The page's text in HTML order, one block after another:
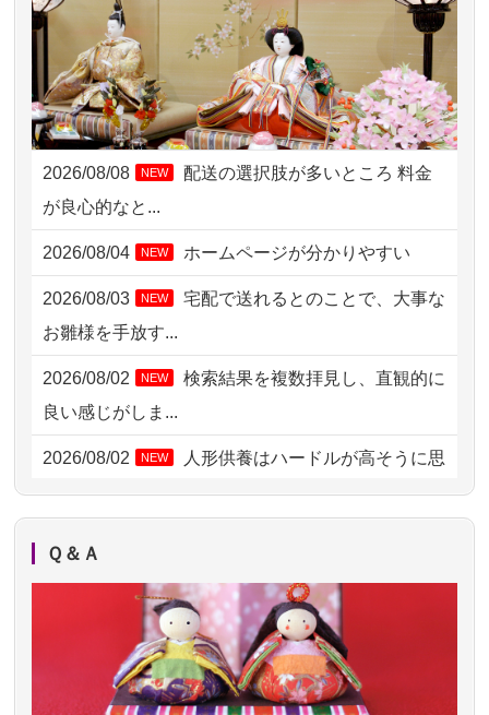
2026/08/06 06:48 横浜市の方からお申込み
2026/08/05 15:07 東京都の方からお申込み
2026/08/05 11:33 神奈川の方からお申込み
2026/08/04 17:34 西亀有の方からお申込み
2026/08/03 21:17 愛知県の方からお申込み
2026/08/02 18:47
2026/08/02 11:15 千葉県の方からお申込み
2026/08/02 10:39 神奈川の方からお申込み
2026/08/02 09:15
2026/08/02 06:46 相模原の方からお申込み
2026/08/01 19:28 東京都の方からお申込み
2026/08/01 17:10 東京都の方からお申込み
2026/08/08 NEW
配送の選択肢が多いところ 料金
が良心的なと...
2026/08/04 NEW ホームページが分かりやすい
2026/08/03 NEW
宅配で送れるとのことで、大事な
お雛様を手放す...
2026/08/02 NEW
検索結果を複数拝見し、直観的に
良い感じがしま...
2026/08/02 NEW
人形供養はハードルが高そうに思
えるのですが、...
NEW
お人形の仕分けなども丁寧に行う
様子から、大切...
2026/07/25供養の内容（料金や送り方等）がとて
Ｑ＆Ａ